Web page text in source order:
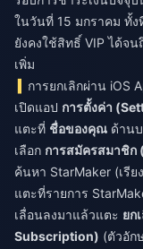
ในวันที่ 15 มกราคม ทั้
ยังคงใช้สิทธิ์ VIP ได้จน
เพิ่ม
การยกเลิกผ่าน iOS
เปิดแอป การตั้งค่า
แตะที่ ชื่อของคุณ ด้าน
เลือก การสมัครสมาชิ
ค้นหา StarMaker (เรีย
แตะที่รายการ
เลื่อนลงมาแล้วแตะ ยก
Subscription) (ตัวอัก